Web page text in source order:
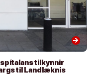
arrow_forward
tilkynnir
til Landlæknis